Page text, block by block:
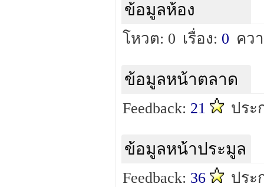
ข้อมูลห้อง
โหวต: 0 เรื่อง: 0 คว
ข้อมูลหน้าตลาด
Feedback: 21 ประ
ข้อมูลหน้าประมูล
Feedback: 36 ประ